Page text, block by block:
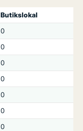
Butikslokal
0
0
0
0
0
0
0